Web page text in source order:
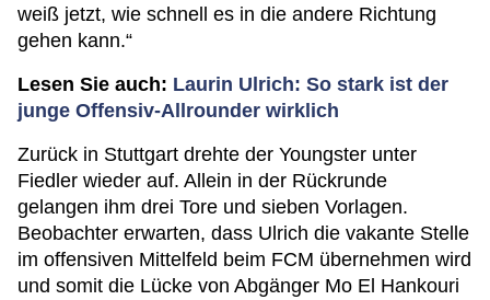
weiß jetzt, wie schnell es in die andere Richtung
gehen kann.“
Lesen Sie auch: Laurin Ulrich: So stark ist der
junge Offensiv-Allrounder wirklich
Zurück in Stuttgart drehte der Youngster unter
Fiedler wieder auf. Allein in der Rückrunde
gelangen ihm drei Tore und sieben Vorlagen.
Beobachter erwarten, dass Ulrich die vakante Stelle
im offensiven Mittelfeld beim FCM übernehmen wird
und somit die Lücke von Abgänger Mo El Hankouri